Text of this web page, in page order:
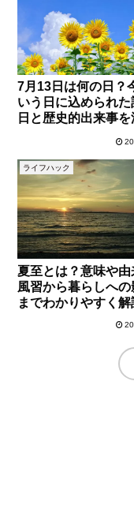
7月13日は何の日？
いう日に込められた
日と歴史的出来事を
ライフハック
夏至とは？意味や由
風習から暮らしへの
までわかりやすく解